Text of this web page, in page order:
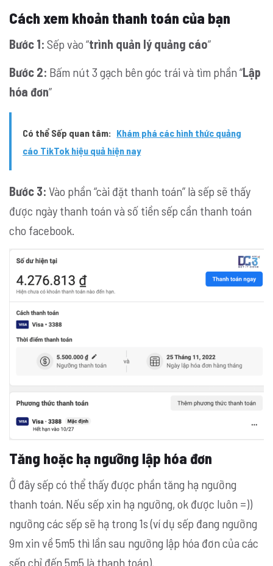
Cách xem khoản thanh toán của bạn
Bước 1: Sếp vào “trình quản lý quảng cáo”
Bước 2: Bấm nút 3 gạch bên góc trái và tìm phần “Lập
hóa đơn”
Có thể Sếp quan tâm: Khám phá các hình thức quảng
cáo TikTok hiệu quả hiện nay
Bước 3: Vào phần “cài đặt thanh toán” là sếp sẽ thấy
được ngày thanh toán và số tiền sếp cần thanh toán
cho facebook.
Tăng hoặc hạ ngưỡng lập hóa đơn
Ở đây sếp có thể thấy được phần tăng hạ ngưỡng
thanh toán. Nếu sếp xin hạ ngưỡng, ok được luôn =))
ngưỡng các sếp sẽ hạ trong 1s (ví dụ sếp đang ngưỡng
9m xin về 5m5 thì lần sau ngưỡng lập hóa đơn của các
sếp chỉ đến 5m5 là thanh toán).